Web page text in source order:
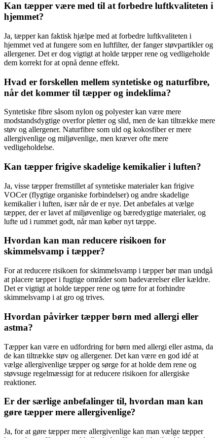
Kan tæpper være med til at forbedre luftkvaliteten i
hjemmet?
Ja, tæpper kan faktisk hjælpe med at forbedre luftkvaliteten i
hjemmet ved at fungere som en luftfilter, der fanger støvpartikler og
allergener. Det er dog vigtigt at holde tæpper rene og vedligeholde
dem korrekt for at opnå denne effekt.
Hvad er forskellen mellem syntetiske og naturfibre,
når det kommer til tæpper og indeklima?
Syntetiske fibre såsom nylon og polyester kan være mere
modstandsdygtige overfor pletter og slid, men de kan tiltrække mere
støv og allergener. Naturfibre som uld og kokosfiber er mere
allergivenlige og miljøvenlige, men kræver ofte mere
vedligeholdelse.
Kan tæpper frigive skadelige kemikalier i luften?
Ja, visse tæpper fremstillet af syntetiske materialer kan frigive
VOCer (flygtige organiske forbindelser) og andre skadelige
kemikalier i luften, især når de er nye. Det anbefales at vælge
tæpper, der er lavet af miljøvenlige og bæredygtige materialer, og
lufte ud i rummet godt, når man køber nyt tæppe.
Hvordan kan man reducere risikoen for
skimmelsvamp i tæpper?
For at reducere risikoen for skimmelsvamp i tæpper bør man undgå
at placere tæpper i fugtige områder som badeværelser eller kældre.
Det er vigtigt at holde tæpper rene og tørre for at forhindre
skimmelsvamp i at gro og trives.
Hvordan påvirker tæpper børn med allergi eller
astma?
Tæpper kan være en udfordring for børn med allergi eller astma, da
de kan tiltrække støv og allergener. Det kan være en god idé at
vælge allergivenlige tæpper og sørge for at holde dem rene og
støvsuge regelmæssigt for at reducere risikoen for allergiske
reaktioner.
Er der særlige anbefalinger til, hvordan man kan
gøre tæpper mere allergivenlige?
Ja, for at gøre tæpper mere allergivenlige kan man vælge tæpper